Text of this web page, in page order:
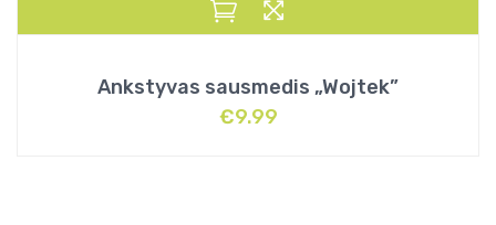
Ankstyvas sausmedis „Wojtek”
€9.99